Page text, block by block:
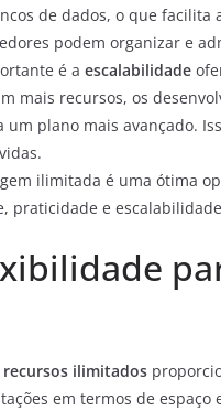
de dados, o que
podem organizar e
é a escalabilidade
mais recursos, os
plano mais avançado.
ilimitada é uma ótima
praticidade e
recursos ilimitados
em termos de